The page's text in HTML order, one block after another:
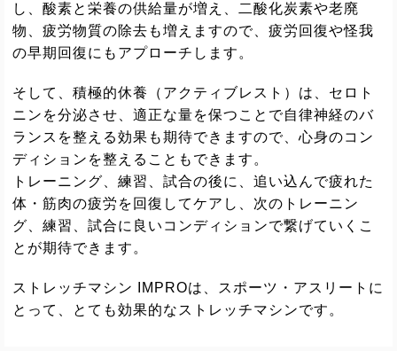
し、酸素と栄養の供給量が増え、二酸化炭素や老廃
物、疲労物質の除去も増えますので、疲労回復や怪我
の早期回復にもアプローチします。
そして、積極的休養（アクティブレスト）は、セロト
ニンを分泌させ、適正な量を保つことで自律神経のバ
ランスを整える効果も期待できますので、心身のコン
ディションを整えることもできます。
トレーニング、練習、試合の後に、追い込んで疲れた
体・筋肉の疲労を回復してケアし、次のトレーニン
グ、練習、試合に良いコンディションで繋げていくこ
とが期待できます。
ストレッチマシン IMPROは、スポーツ・アスリートに
とって、とても効果的なストレッチマシンです。